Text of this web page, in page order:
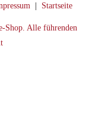
Startseite
Shop. Alle führenden